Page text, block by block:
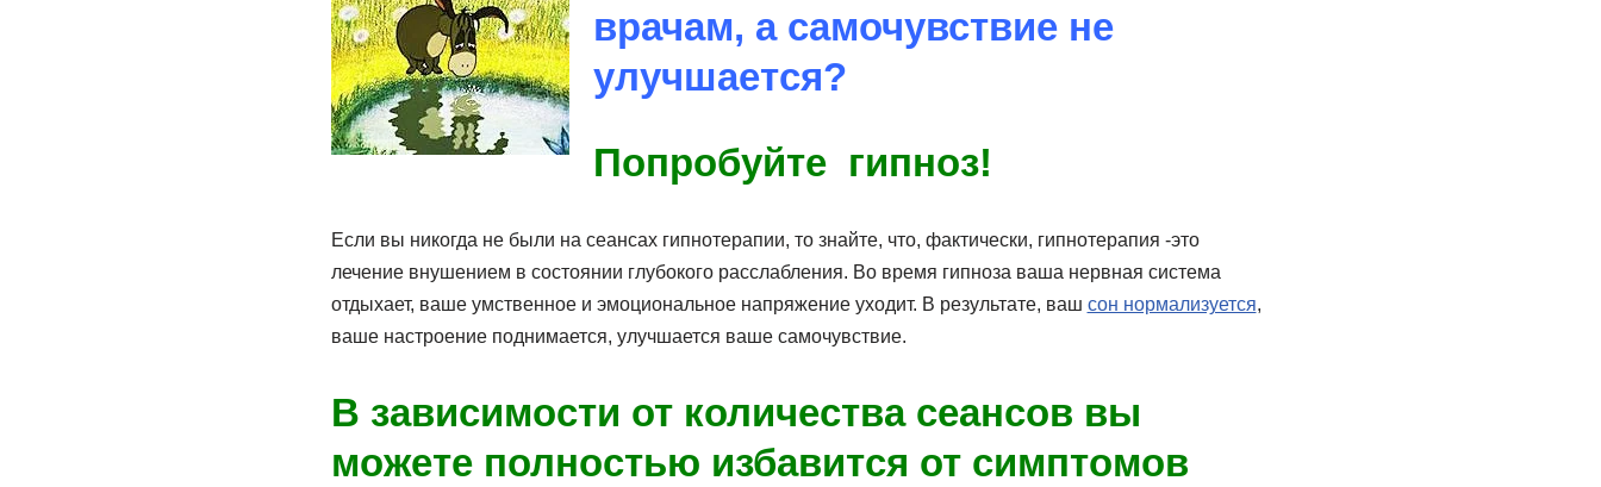
врачам, а самочувствие не
улучшается?
Попробуйте гипноз!
Если вы никогда не были на сеансах гипнотерапии, то знайте, что, фактически, гипнотерапия -это
лечение внушением в состоянии глубокого расслабления. Во время гипноза ваша нервная система
отдыхает, ваше умственное и эмоциональное напряжение уходит. В результате, ваш сон нормализуется,
ваше настроение поднимается, улучшается ваше самочувствие.
В зависимости от количества сеансов вы
можете полностью избавится от симптомов